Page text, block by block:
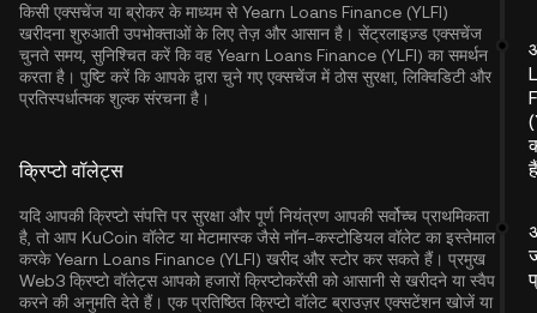
किसी एक्सचेंज या ब्रोकर के माध्यम से Yearn Loans Finance (YLFI)
खरीदना शुरुआती उपभोक्ताओं के लिए तेज़ और आसान है। सेंट्रलाइज़्ड एक्सचेंज
चुनते समय, सुनिश्चित करें कि वह Yearn Loans Finance (YLFI) का समर्थन
करता है। पुष्टि करें कि आपके द्वारा चुने गए एक्सचेंज में ठोस सुरक्षा, लिक्विडिटी और
प्रतिस्पर्धात्मक शुल्क संरचना है।
क्रिप्टो वॉलेट्स
यदि आपकी क्रिप्टो संपत्ति पर सुरक्षा और पूर्ण नियंत्रण आपकी सर्वोच्च प्राथमिकता
है, तो आप KuCoin वॉलेट या मेटामास्क जैसे नॉन-कस्टोडियल वॉलेट का इस्तेमाल
करके Yearn Loans Finance (YLFI) खरीद और स्टोर कर सकते हैं। प्रमुख
Web3 क्रिप्टो वॉलेट्स आपको हजारों क्रिप्टोकरेंसी को आसानी से खरीदने या स्वैप
करने की अनुमति देते हैं। एक प्रतिष्ठित क्रिप्टो वॉलेट ब्राउज़र एक्सटेंशन खोजें या